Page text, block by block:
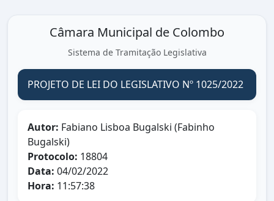
Câmara Municipal de Colombo
Sistema de Tramitação Legislativa
PROJETO DE LEI DO LEGISLATIVO Nº 1025/2022
Autor: Fabiano Lisboa Bugalski (Fabinho
Bugalski)
Protocolo: 18804
Data: 04/02/2022
Hora: 11:57:38